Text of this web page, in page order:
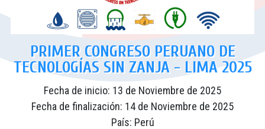
PRIMER CONGRESO PERUANO DE
TECNOLOGÍAS SIN ZANJA - LIMA 2025
Fecha de inicio: 13 de Noviembre de 2025
Fecha de finalización: 14 de Noviembre de 2025
País: Perú